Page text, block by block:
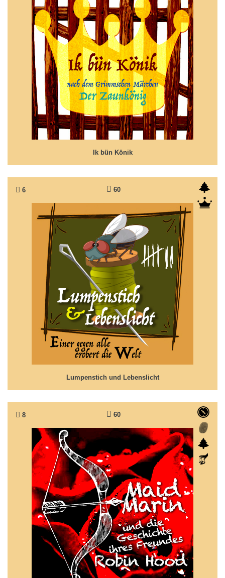
Ik bün Könik
Ik bün Könik
Märchen nach Grimms 'Der Zaunkönig
6 60
Lumpenstich und Lebenslicht
Lumpenstich und Lebenslicht
Märchen nach Grimms 'Das tapfere Schneiderlein'
8 60
Maid Marin
Die Geschichte von Robin Hood